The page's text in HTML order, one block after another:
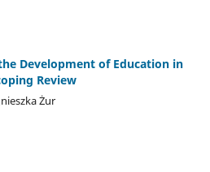
Development of Education in
Review
Żur